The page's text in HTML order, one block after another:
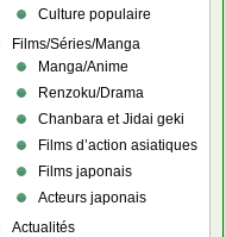
Culture populaire
Films/Séries/Manga
Manga/Anime
Renzoku/Drama
Chanbara et Jidai geki
Films d’action asiatiques
Films japonais
Acteurs japonais
Actualités